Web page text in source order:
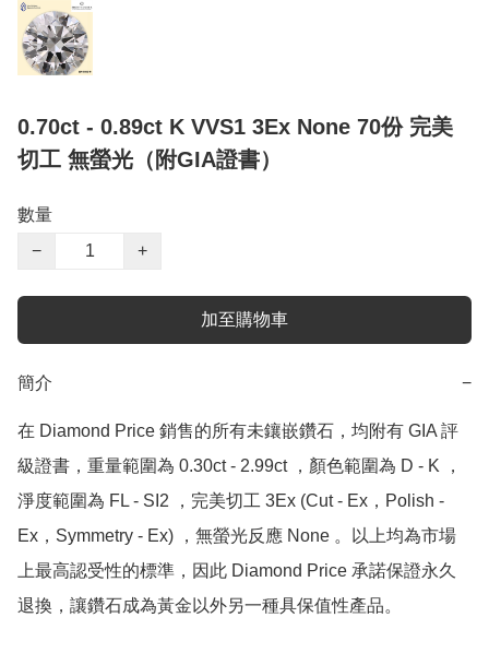
0.70ct - 0.89ct K VVS1 3Ex None 70份 完美
切工 無螢光（附GIA證書）
數量
−
+
加至購物車
簡介 −
在 Diamond Price 銷售的所有未鑲嵌鑽石，均附有 GIA 評
級證書，重量範圍為 0.30ct - 2.99ct ，顏色範圍為 D - K ，
淨度範圍為 FL - SI2 ，完美切工 3Ex (Cut - Ex，Polish -
Ex，Symmetry - Ex) ，無螢光反應 None 。以上均為市場
上最高認受性的標準，因此 Diamond Price 承諾保證永久
退換，讓鑽石成為黃金以外另一種具保值性產品。